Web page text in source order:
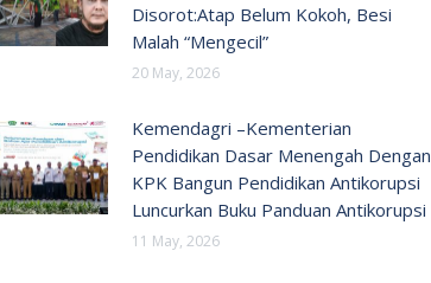
Disorot:Atap Belum Kokoh, Besi
Malah “Mengecil”
20 May, 2026
Kemendagri –Kementerian
Pendidikan Dasar Menengah Dengan
KPK Bangun Pendidikan Antikorupsi
Luncurkan Buku Panduan Antikorupsi
11 May, 2026